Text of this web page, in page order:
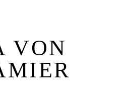
PROFILE
VON